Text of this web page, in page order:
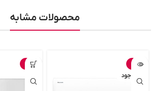
محصولات مشابه
-7%
ناموجود
-4%